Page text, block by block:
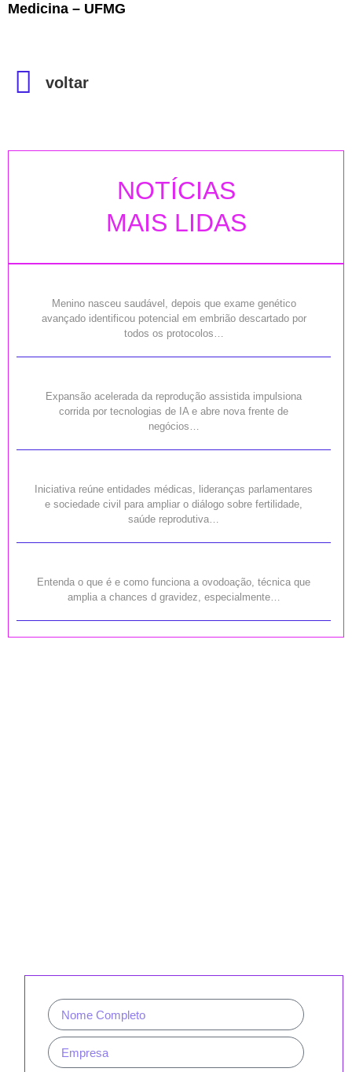
Medicina – UFMG
voltar
NOTÍCIAS
MAIS LIDAS
Menino nasceu saudável, depois que exame genético
avançado identificou potencial em embrião descartado por
todos os protocolos…
Expansão acelerada da reprodução assistida impulsiona
corrida por tecnologias de IA e abre nova frente de
negócios…
Iniciativa reúne entidades médicas, lideranças parlamentares
e sociedade civil para ampliar o diálogo sobre fertilidade,
saúde reprodutiva…
Entenda o que é e como funciona a ovodoação, técnica que
amplia a chances d gravidez, especialmente…